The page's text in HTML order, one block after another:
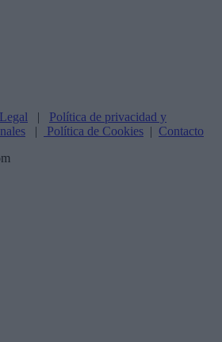
| Política de privacidad y
| Política de Cookies | Contacto